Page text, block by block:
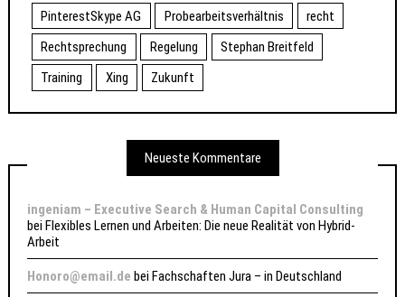
PinterestSkype AG
Probearbeitsverhältnis
recht
Rechtsprechung
Regelung
Stephan Breitfeld
Training
Xing Zukunft
Neueste Kommentare
ingeniam – Executive Search & Human Capital Consulting
beiFlexibles Lernen und Arbeiten: Die neue Realität von Hybrid-
Arbeit
Honoro@email.de beiFachschaften Jura – in Deutschland